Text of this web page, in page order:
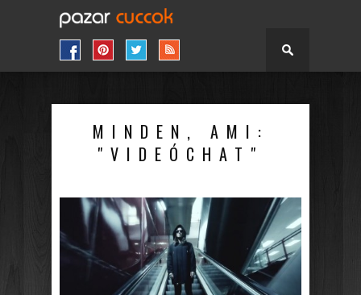
MINDEN, AMI:
"VIDEÓCHAT"